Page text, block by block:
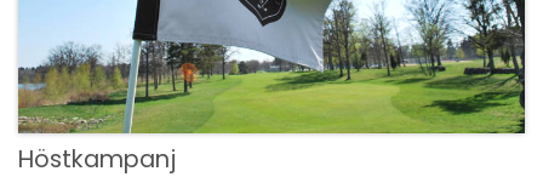
Höstkampanj